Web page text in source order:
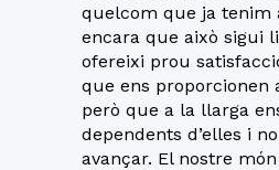
quelcom que ja tenim
encara que això sigui
ofereixi prou
que ens proporcionen
però que a la llarga
dependents d’elles i
avançar. El nostre